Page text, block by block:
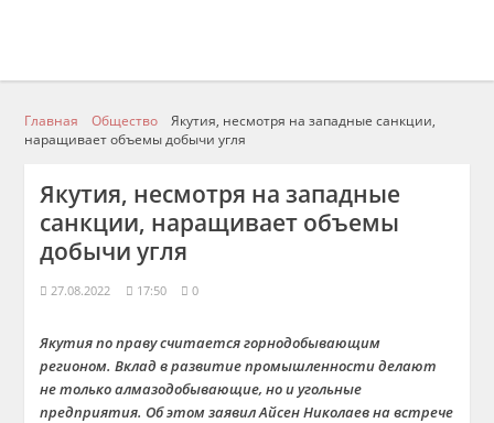
Главная Общество
Якутия, несмотря на западные санкции,
наращивает объемы добычи угля
Якутия, несмотря на западные
санкции, наращивает объемы
добычи угля
27.08.2022 17:50 0
Якутия по праву считается горнодобывающим
регионом. Вклад в развитие промышленности делают
не только алмазодобывающие, но и угольные
предприятия. Об этом заявил Айсен Николаев на встрече